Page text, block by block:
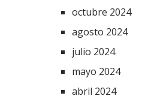
octubre 2024
agosto 2024
julio 2024
mayo 2024
abril 2024